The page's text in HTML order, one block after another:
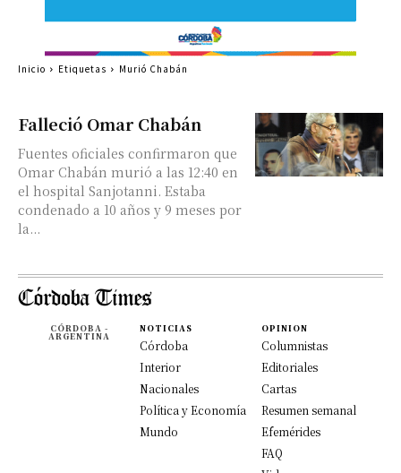
Falleció Omar Chabán
Fuentes oficiales confirmaron que
Omar Chabán murió a las 12:40 en
el hospital Sanjotanni. Estaba
condenado a 10 años y 9 meses por
la...
Inicio Etiquetas Murió Chabán
CÓRDOBA -
ARGENTINA
NOTICIAS
Córdoba
Interior
Nacionales
Política y Economía
Mundo
OPINION
Columnistas
Editoriales
Cartas
Resumen semanal
Efemérides
FAQ